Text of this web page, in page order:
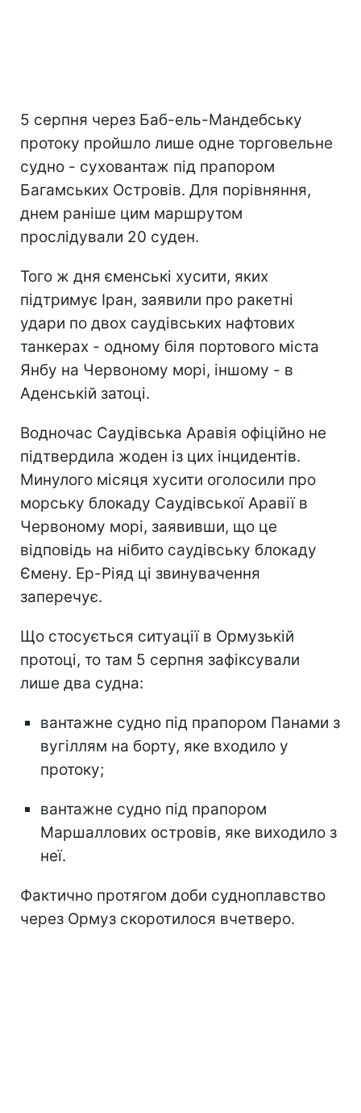
5 серпня через Баб-ель-Мандебську
протоку пройшло лише одне торговельне
судно - суховантаж під прапором
Багамських Островів. Для порівняння,
днем раніше цим маршрутом
прослідували 20 суден.
Того ж дня єменські хусити, яких
підтримує Іран, заявили про ракетні
удари по двох саудівських нафтових
танкерах - одному біля портового міста
Янбу на Червоному морі, іншому - в
Аденській затоці.
Водночас Саудівська Аравія офіційно не
підтвердила жоден із цих інцидентів.
Минулого місяця хусити оголосили про
морську блокаду Саудівської Аравії в
Червоному морі, заявивши, що це
відповідь на нібито саудівську блокаду
Ємену. Ер-Ріяд ці звинувачення
заперечує.
Що стосується ситуації в Ормузькій
протоці, то там 5 серпня зафіксували
лише два судна:
вантажне судно під прапором Панами з
вугіллям на борту, яке входило у
протоку;
вантажне судно під прапором
Маршаллових островів, яке виходило з
неї.
Фактично протягом доби судноплавство
через Ормуз скоротилося вчетверо.